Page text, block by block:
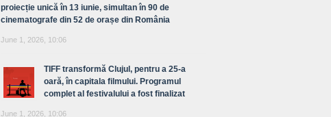
proiecție unică în 13 iunie, simultan în 90 de
cinematografe din 52 de orașe din România
June 1, 2026, 10:06
TIFF transformă Clujul, pentru a 25-a
oară, în capitala filmului. Programul
complet al festivalului a fost finalizat
June 1, 2026, 10:06